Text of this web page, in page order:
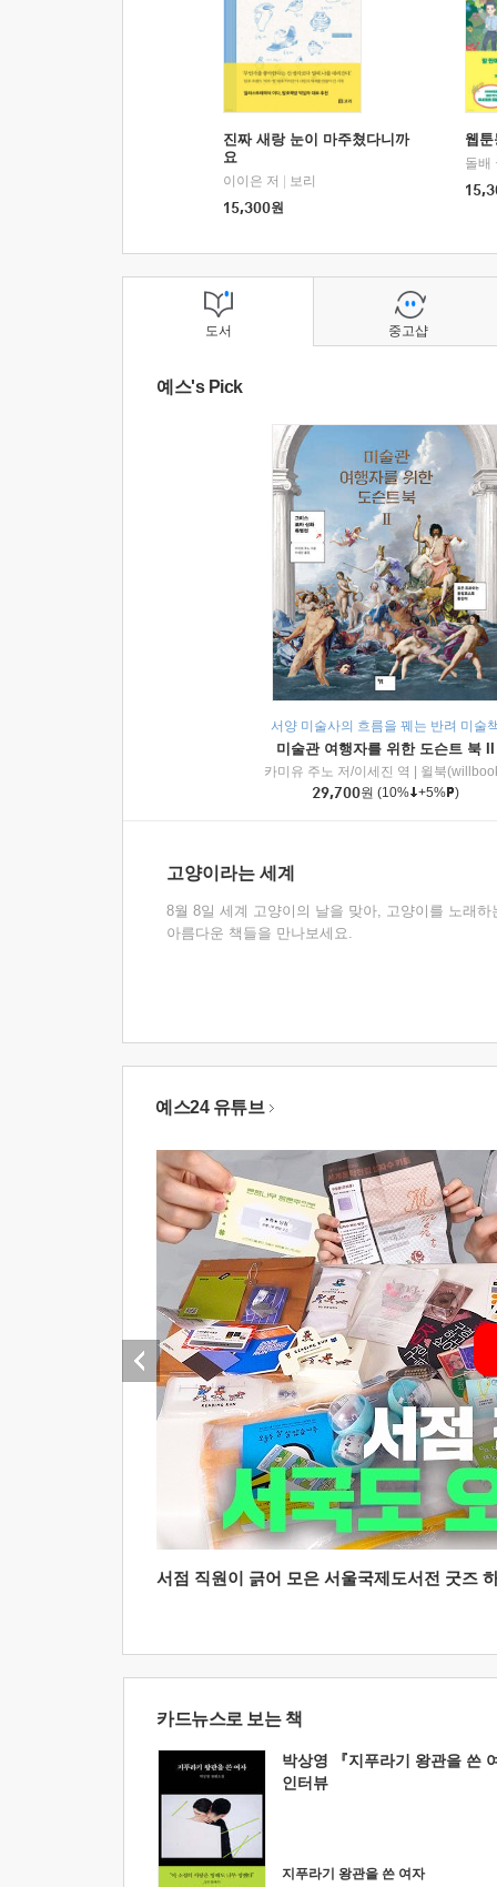
진짜 새랑 눈이 마주쳤다니까
요
이이은 저
보리
15,300원
웹
돌배
도서
예스's Pick
서양 미술사의 흐름을 꿰는 반려 미술
미술관 여행자를 위한 도슨트 북 II
카미유 주노 저/이세진 역
윌북
29,700원 (10% +5% )
고양이라는 세계
8월 8일 세계 고양이의 날을 맞아, 고양이를 노래하
아름다운 책들을 만나보세요.
중고샵
예스24 유튜브
서점 직원이 긁어 모은 서울국제도서전 굿즈
카드뉴스로 보는 책
박상영 『지푸라기 왕관을 쓴
인터뷰
지푸라기 왕관을 쓴 여자